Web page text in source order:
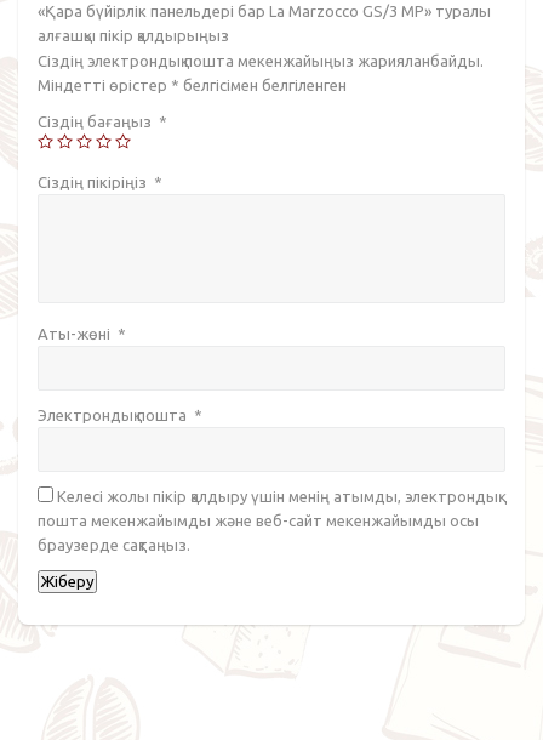
«Қара бүйірлік панельдері бар La Marzocco GS/3 MP» туралы
алғашқы пікір қалдырыңыз
Сіздің электрондық пошта мекенжайыңыз жарияланбайды.
Міндетті өрістер * белгісімен белгіленген
Сіздің бағаңыз *
Сіздің пікіріңіз *
Аты-жөні *
Электрондық пошта *
Келесі жолы пікір қалдыру үшін менің атымды, электрондық
пошта мекенжайымды және веб-сайт мекенжайымды осы
браузерде сақтаңыз.